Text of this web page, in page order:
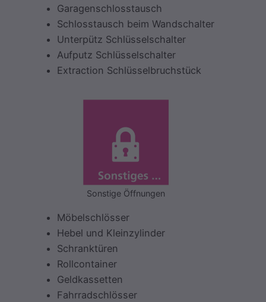
Garagenschlosstausch
Schlosstausch beim Wandschalter
Unterpütz Schlüsselschalter
Aufputz Schlüsselschalter
Extraction Schlüsselbruchstück
Sonstige Öffnungen
Möbelschlösser
Hebel und Kleinzylinder
Schranktüren
Rollcontainer
Geldkassetten
Fahrradschlösser